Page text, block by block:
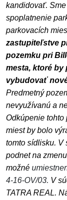
kandidovať.
spoplatnenie
parkovacích
zastupiteľstve
pozemku pri
mesta, ktoré by
vybudovať
Predmetný
nevyužívanú a
Odkúpenie tohto
miest by bolo
tomto sídlisku. V
podnet na
možné
4-16-OV/03. V
TATRA REAL.